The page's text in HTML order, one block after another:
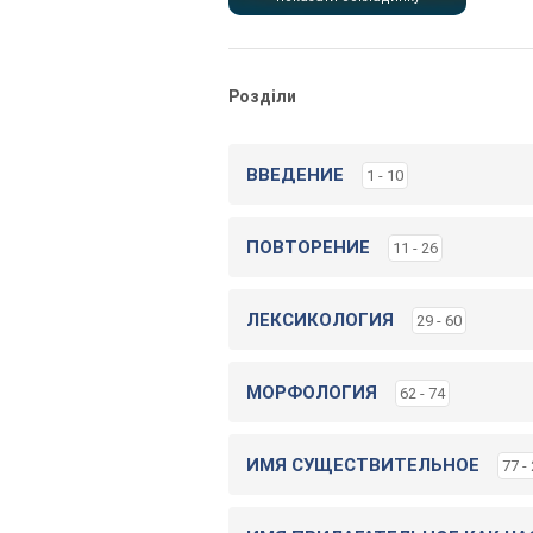
Розділи
ВВЕДЕНИЕ 1 - 10
ПОВТОРЕНИЕ 11 - 26
ЛЕКСИКОЛОГИЯ 29 - 60
МОРФОЛОГИЯ 62 - 74
ИМЯ СУЩЕСТВИТЕЛЬНОЕ 77 -